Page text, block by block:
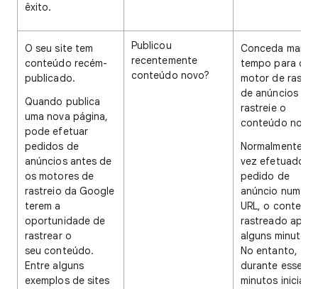
êxito.
O seu site tem
conteúdo recém-
publicado.
Quando publica
uma nova página,
pode efetuar
pedidos de
anúncios antes de
os motores de
rastreio da Google
terem a
oportunidade de
rastrear o
seu conteúdo.
Entre alguns
exemplos de sites
Publicou
recentemente
conteúdo novo?
Conceda mais
tempo para
motor de
de anúncios
rastreie o
conteúdo novo.
Normalmente,
vez efetuado o
pedido de
anúncio num
URL, o
rastreado após
alguns minutos.
No entanto,
durante esses
minutos iniciais,